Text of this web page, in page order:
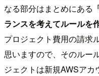
なる部分はまとめにある
ランスを考えてルールを
プロジェクト費用の請求
思いますので、そのルー
ジェクトは新規AWSア